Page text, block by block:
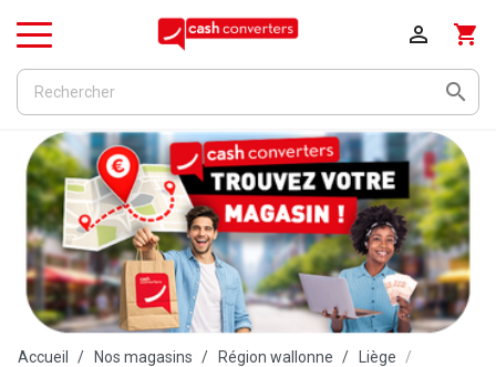

shopping_cart

Menu
Accueil Nos magasins Région wallonne
Liège